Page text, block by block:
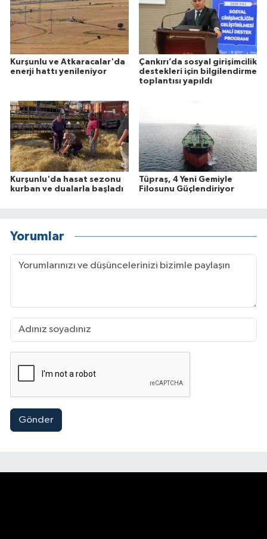
Kurşunlu ve Atkaracalar'da
enerji hattı yenileniyor
Çankırı’da sosyal girişimcilik
destekleri için bilgilendirme
toplantısı yapıldı
Kurşunlu'da hasat sezonu
kurban ve dualarla başladı
Tüpraş, 4 Yeni Gemiyle
Filosunu Güçlendiriyor
Yorumlar
Gönder